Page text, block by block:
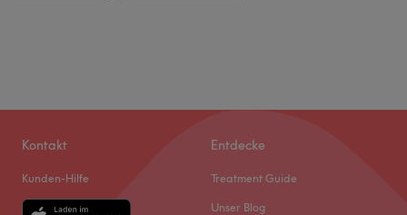
Kontakt
Kunden-Hilfe
Entdecke
Treatment Guide
Unser Blog